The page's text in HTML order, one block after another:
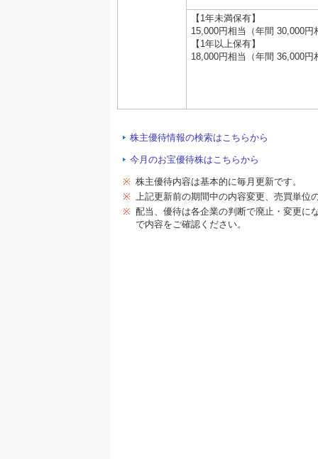
【1年未満保有】
15,000円相当（年間 30,000円
【1年以上保有】
18,000円相当（年間 36,000円
株主優待情報の検索はこちらから
今月のお宝優待株はこちらから
※ 株主優待内容は基本的に毎月更新です。
※ 上記更新前の期間中の内容変更、売買単位
※ 配当、優待は各企業の判断で廃止・変更に
で内容をご確認ください。